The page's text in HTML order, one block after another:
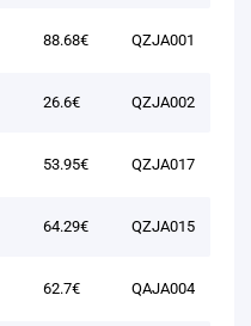
88.68€ QZJA001
26.6€ QZJA002
53.95€ QZJA017
64.29€ QZJA015
62.7€ QAJA004